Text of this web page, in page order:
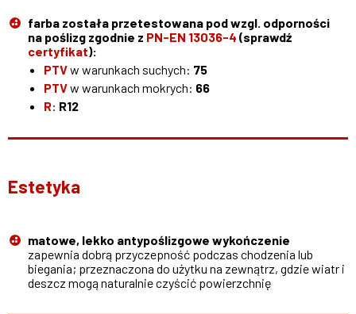
farba została przetestowana pod wzgl. odporności
na poślizg zgodnie z PN-EN 13036-4 (sprawdź
certyfikat):
PTVw warunkach suchych: 75
PTVw warunkach mokrych: 66
R: R12
Estetyka
matowe, lekko antypoślizgowe wykończenie
zapewnia dobrą przyczepność podczas chodzenia lub
biegania; przeznaczona do użytku na zewnątrz, gdzie wiatr i
deszcz mogą naturalnie czyścić powierzchnię